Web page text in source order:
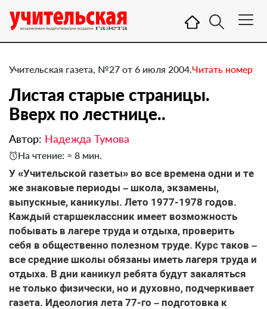
Учительская газета, №27 от 6 июля 2004.Читать номер
Листая старые страницы.
Вверх по лестнице..
Автор: Надежда Тумова
На чтение: ≈ 8 мин.
У «Учительской газеты» во все времена одни и те
же знаковые периоды – школа, экзамены,
выпускные, каникулы. Лето 1977-1978 годов.
Каждый старшеклассник имеет возможность
побывать в лагере труда и отдыха, проверить
себя в общественно полезном труде. Курс таков –
все средние школы обязаны иметь лагеря труда и
отдыха. В дни каникул ребята будут закаляться
не только физически, но и духовно, подчеркивает
газета. Идеология лета 77-го – подготовка к